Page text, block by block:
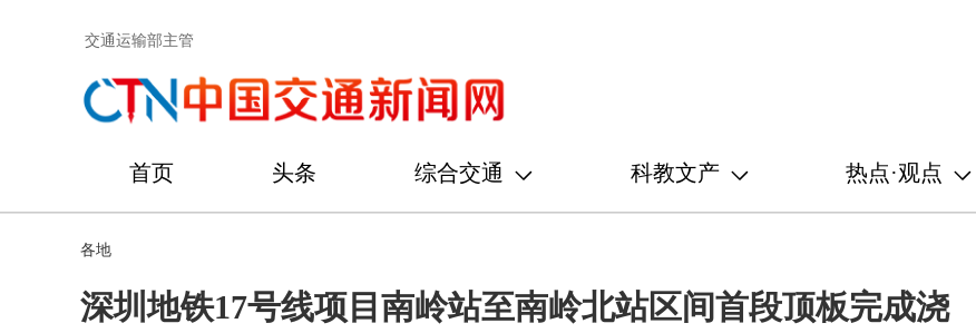
交通运输部主管
首页 头条 综合交通 科教文产 热点·观点
各地
深圳地铁17号线项目南岭站至南岭北站区间首段顶板完成浇